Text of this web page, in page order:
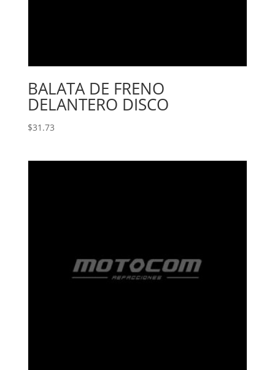
BALATA DE FRENO
DELANTERO DISCO
$31.73